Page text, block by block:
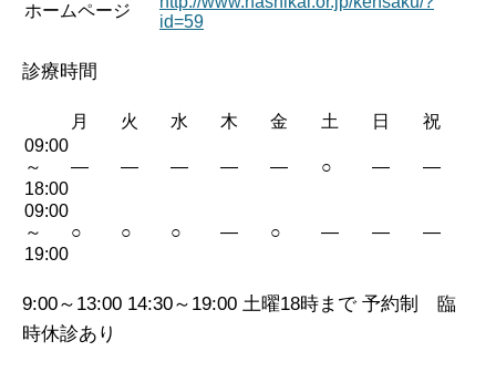
ホームページ
id=59
診療時間
月 火 水 木 金 土 日
祝
09:00
～
18:00
— — — — — ○ — —
09:00
～
19:00
○ ○ ○ — ○ — — —
9:00～13:00 14:30～19:00 土曜18時まで 予約制 臨
時休診あり